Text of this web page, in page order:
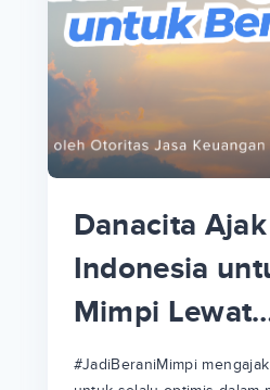
Danacita
Indonesia
Mimpi Lewat
#JadiBeraniMimpi